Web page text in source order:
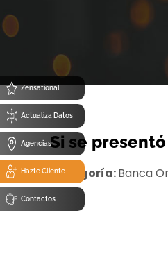
Zensational
Actualiza Datos
Agencias
Hazte Cliente
Contactos
Si se
Categoría:Banca